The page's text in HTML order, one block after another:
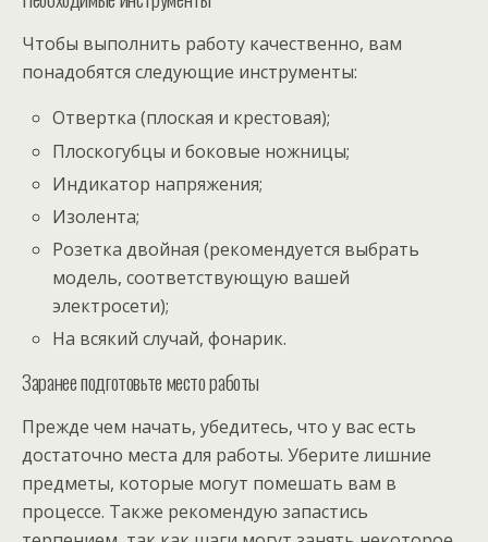
Чтобы выполнить работу качественно, вам
понадобятся следующие инструменты:
Отвертка (плоская и крестовая);
Плоскогубцы и боковые ножницы;
Индикатор напряжения;
Изолента;
Розетка двойная (рекомендуется выбрать
модель, соответствующую вашей
электросети);
На всякий случай, фонарик.
Заранее подготовьте место работы
Прежде чем начать, убедитесь, что у вас есть
достаточно места для работы. Уберите лишние
предметы, которые могут помешать вам в
процессе. Также рекомендую запастись